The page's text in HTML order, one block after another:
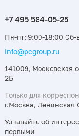
Пн-пт: 9:00-18:00 Сб-
info@pcgroup.ru
141009, Московская
2Б
Только для
г.Москва, Ленинская
Узнавайте об
первыми